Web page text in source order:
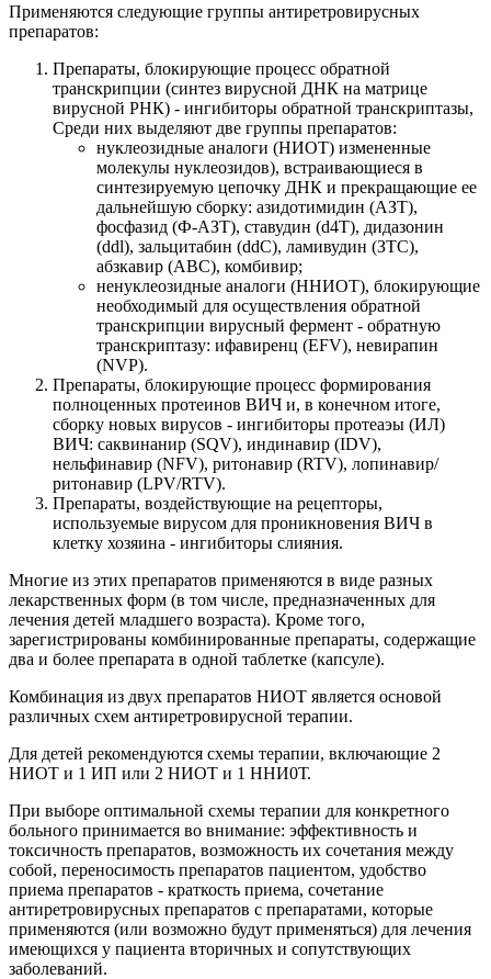
Применяются следующие группы антиретровирусных
препаратов:
Препараты, блокирующие процесс обратной
транскрипции (синтез вирусной ДНК на матрице
вирусной РНК) - ингибиторы обратной транскриптазы,
Среди них выделяют две группы препаратов:
нуклеозидные аналоги (НИОТ) измененные
молекулы нуклеозидов), встраивающиеся в
синтезируемую цепочку ДНК и прекращающие ее
дальнейшую сборку: азидотимидин (АЗТ),
фосфазид (Ф-АЗТ), ставудин (d4T), дидазонин
(ddl), зальцитабин (ddC), ламивудин (ЗТС),
абзкавир (ABC), комбивир;
ненуклеозидные аналоги (ННИОТ), блокирующие
необходимый для осуществления обратной
транскрипции вирусный фермент - обратную
транскриптазу: ифавиренц (EFV), невирапин
(NVP).
Препараты, блокирующие процесс формирования
полноценных протеинов ВИЧ и, в конечном итоге,
сборку новых вирусов - ингибиторы протеаэы (ИЛ)
ВИЧ: саквинанир (SQV), индинавир (IDV),
нельфинавир (NFV), ритонавир (RTV), лопинавир/
ритонавир (LPV/RTV).
Препараты, воздействующие на рецепторы,
используемые вирусом для проникновения ВИЧ в
клетку хозяина - ингибиторы слияния.
Многие из этих препаратов применяются в виде разных
лекарственных форм (в том числе, предназначенных для
лечения детей младшего возраста). Кроме того,
зарегистрированы комбинированные препараты, содержащие
два и более препарата в одной таблетке (капсуле).
Комбинация из двух препаратов НИОТ является основой
различных схем антиретровирусной терапии.
Для детей рекомендуются схемы терапии, включающие 2
НИОТ и 1 ИП или 2 НИОТ и 1 ННИ0Т.
При выборе оптимальной схемы терапии для конкретного
больного принимается во внимание: эффективность и
токсичность препаратов, возможность их сочетания между
собой, переносимость препаратов пациентом, удобство
приема препаратов - краткость приема, сочетание
антиретровирусных препаратов с препаратами, которые
применяются (или возможно будут применяться) для лечения
имеющихся у пациента вторичных и сопутствующих
заболеваний.